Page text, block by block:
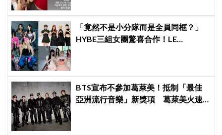
「竟然不是小分隊而是全員同框？」
HYBE三組女團驚喜合作！LE
BTS宣布不參加葛萊美！抵制「最佳
亞洲流行音樂」新獎項 葛萊美火速